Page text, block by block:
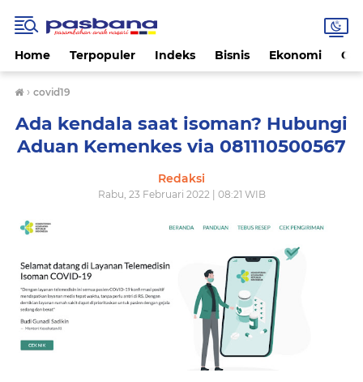
Home Terpopuler Indeks Bisnis Ekonomi
› covid19
Ada kendala saat isoman? Hubungi
Aduan Kemenkes via 081110500567
Redaksi
Rabu, 23 Februari 2022 | 08:21 WIB